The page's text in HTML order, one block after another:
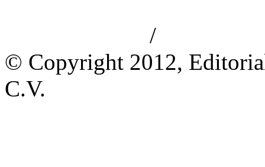
/
© Copyright 2012,
C.V.